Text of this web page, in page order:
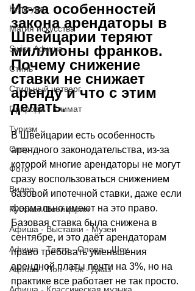
Культура
Магия искусства
Swiss Афиша
Стиль
Стильный четверг
Природа - Климат
Туризм
Спорт
Фото
Видео
Русская Швейцария
Афиша - Выставки - Музеи
Афиша - Театр - Опера - Шоу
Афиша - Поп - Рок - Джаз
Из-за особенностей
закона арендаторы в
Швейцарии теряют
миллионы франков.
Почему снижение
ставки не снижает
аренду и что с этим
делать.
В Швейцарии есть особенность
арендного законодательства, из-за
которой многие арендаторы не могут
сразу воспользоваться снижением
базовой ипотечной ставки, даже если
формально имеют на это право.
Базовая ставка была снижена в
сентябре, и это даёт арендаторам
право требовать уменьшения
арендной платы почти на 3%, но на
практике все работает не так просто.